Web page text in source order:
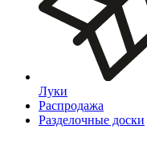
Луки
Распродажа
Разделочные доски